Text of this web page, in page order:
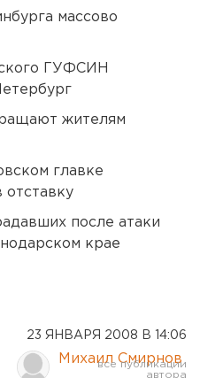
массово
ГУФСИН
жителям
главке
отставку
после атаки
крае
23 ЯНВАРЯ 2008 В 14:06
Михаил Смирнов